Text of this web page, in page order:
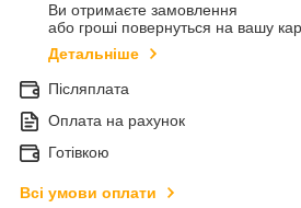
Ви отримаєте замовлення
або гроші повернуться на вашу
Детальніше
Післяплата
Оплата на рахунок
Готівкою
Всі умови оплати